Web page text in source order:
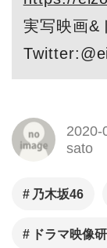
実写映画&
2020-
sato
乃木坂46
ドラマ映像